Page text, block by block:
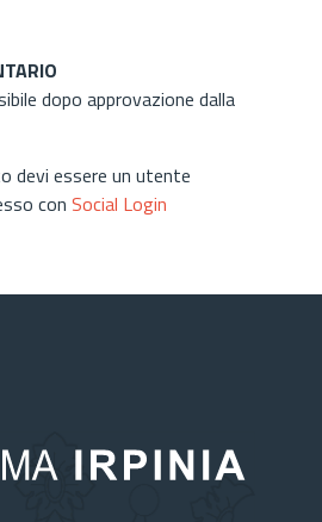
dopo approvazione dalla
devi essere un utente
con Social Login